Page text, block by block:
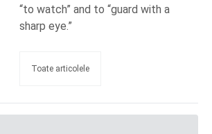
“to watch” and to “guard with a
sharp eye.”
Toate articolele